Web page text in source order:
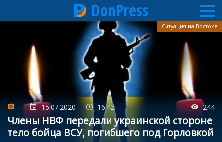
основному
содержанию
DonPress
15.07.2020 16:42 244
Члены НВФ передали украинской стороне
тело бойца ВСУ, погибшего под Горловкой
Ситуация на Востоке